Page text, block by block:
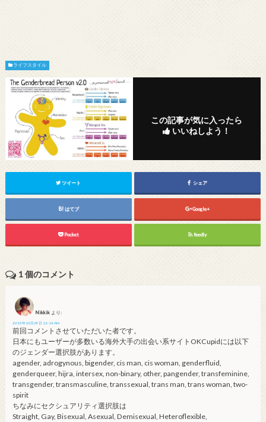
ライフスタイル
この記事が気に入ったら
いいねしよう！
ツイート シェア
はてブ Google+
Pocket feedly
1個のコメント
Nikkik より:
2015年10月29日 12:14 AM
前回コメントさせていただいた者です。
日本にもユーザーが多数いる海外大手の出会い系サイトOKCupidには以下
のジェンダー選択肢があります。
agender, adrogynous, bigender, cis man, cis woman, genderfluid,
genderqueer, hijra, intersex, non-binary, other, pangender, transfeminine,
transgender, transmasculine, transsexual, trans man, trans woman, two-
spirit
ちなみにセクシュアリティ選択肢は
Straight, Gay, Bisexual, Asexual, Demisexual, Heteroflexible,